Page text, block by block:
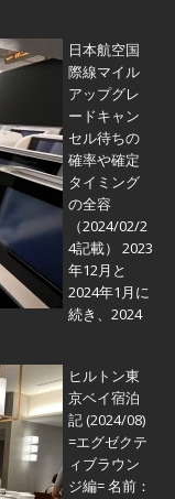
日本航空国
際線マイル
アップグレ
ードキャン
セル待ちの
確率や確定
タイミング
の全容
（2024/02/2
4記載） 2023
年12月と
2024年1月に
続き、2024
ヒルトン東
京ベイ宿泊
記 (2024/08)
=エグゼクテ
ィブラウン
ジ編=名前：